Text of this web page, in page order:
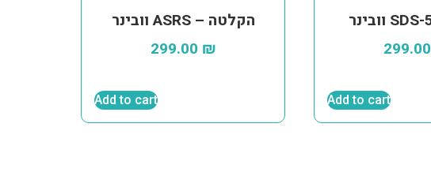
וובינר ASRS – הקלטה
299.00 ₪
Add to cart
299.00
Add to cart